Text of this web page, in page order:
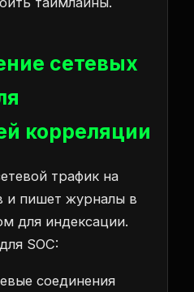
сетевых
корреляции
трафик на
и пишет журналы в
для индексации.
SOC:
соединения